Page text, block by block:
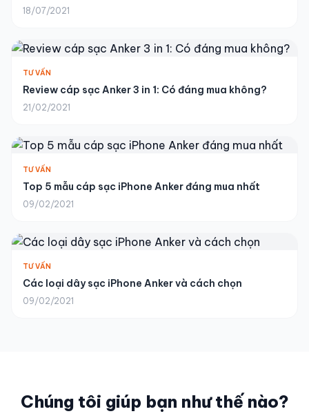
18/07/2021
TƯ VẤN
Review cáp sạc Anker 3 in 1: Có đáng mua không?
21/02/2021
TƯ VẤN
Top 5 mẫu cáp sạc iPhone Anker đáng mua nhất
09/02/2021
TƯ VẤN
Các loại dây sạc iPhone Anker và cách chọn
09/02/2021
Chúng tôi giúp bạn như thế nào?